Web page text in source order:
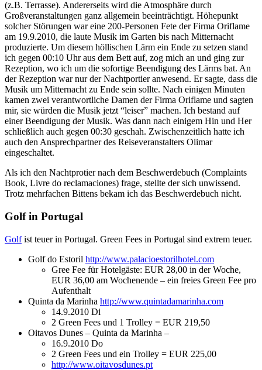
(z.B. Terrasse). Andererseits wird die Atmosphäre durch
Großveranstaltungen ganz allgemein beeinträchtigt. Höhepunkt
solcher Störungen war eine 200-Personen Fete der Firma Oriflame
am 19.9.2010, die laute Musik im Garten bis nach Mitternacht
produzierte. Um diesem höllischen Lärm ein Ende zu setzen stand
ich gegen 00:10 Uhr aus dem Bett auf, zog mich an und ging zur
Rezeption, wo ich um die sofortige Beendigung des Lärms bat. An
der Rezeption war nur der Nachtportier anwesend. Er sagte, dass die
Musik um Mitternacht zu Ende sein sollte. Nach einigen Minuten
kamen zwei verantwortliche Damen der Firma Oriflame und sagten
mir, sie würden die Musik jetzt “leiser” machen. Ich bestand auf
einer Beendigung der Musik. Was dann nach einigem Hin und Her
schließlich auch gegen 00:30 geschah. Zwischenzeitlich hatte ich
auch den Ansprechpartner des Reiseveranstalters Olimar
eingeschaltet.
Als ich den Nachtprotier nach dem Beschwerdebuch (Complaints
Book, Livre do reclamaciones) frage, stellte der sich unwissend.
Trotz mehrfachen Bittens bekam ich das Beschwerdebuch nicht.
Golf in Portugal
Golfist teuer in Portugal. Green Fees in Portugal sind extrem teuer.
Golf do Estoril http://www.palacioestorilhotel.com
Gree Fee für Hotelgäste: EUR 28,00 in der Woche,
EUR 36,00 am Wochenende – ein freies Green Fee pro
Aufenthalt
Quinta da Marinha http://www.quintadamarinha.com
14.9.2010 Di
2 Green Fees und 1 Trolley = EUR 219,50
Oitavos Dunes – Quinta da Marinha –
16.9.2010 Do
2 Green Fees und ein Trolley = EUR 225,00
http://www.oitavosdunes.pt